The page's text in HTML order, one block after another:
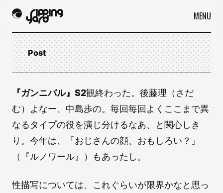
MENU
Post
『ガンニバル』S2観終わった。後藤理（さだ
む）よなー、中島歩の。毎回毎回よくここまで異
なるタイプの役を演じ分けるなあ、と関心しき
り。今年は、「おじさんの顔、おもしろい？」
（『ルノワール』）もあったし。
性描写については、これぐらいが限界かなと思っ